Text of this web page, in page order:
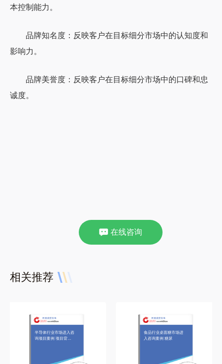
本控制能力。
品牌知名度：反映客户在目标细分市场中的认知度和
影响力。
品牌美誉度：反映客户在目标细分市场中的口碑和忠
诚度。
在线咨询
相关推荐
半导体行业市场进入咨
询项目案例 项目背
食品行业桌面糖市场进
入咨询案例 糖尿